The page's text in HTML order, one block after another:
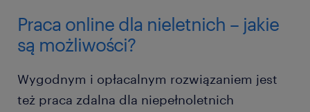
Praca online dla nieletnich – jakie
są możliwości?
Wygodnym i opłacalnym rozwiązaniem jest
też praca zdalna dla niepełnoletnich